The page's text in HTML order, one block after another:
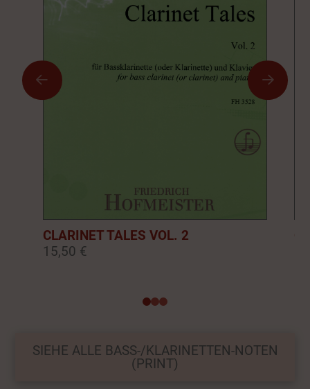
CLARINET TALES VOL. 2
15,50 €
012
SIEHE ALLE BASS-/KLARINETTEN-NOTEN
(PRINT)